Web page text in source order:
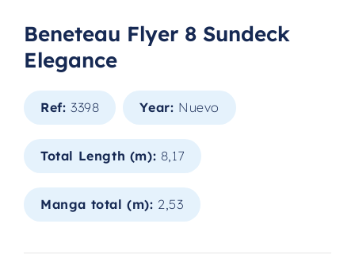
Beneteau Flyer 8 Sundeck
Elegance
Ref: 3398 Year: Nuevo
Total Length (m): 8,17
Manga total (m): 2,53